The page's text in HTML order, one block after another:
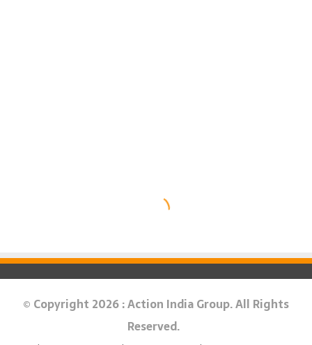
© Copyright 2026 : Action India Group. All Rights
Reserved.